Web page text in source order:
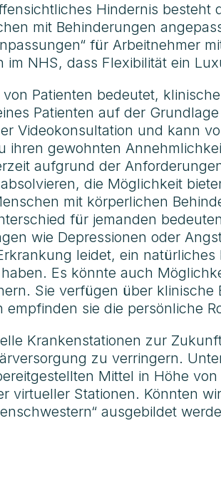
Hindernis
mit Behinderungen
für Arbeitnehmer
im NHS, dass Flexibilität ein
Patienten bedeutet,
Patienten auf der
Videokonsultation und kann
ihren gewohnten
aufgrund der
die Möglichkeit
mit körperlichen
für jemanden
wie Depressionen oder
leidet, ein
Es könnte auch
Sie verfügen über
sie die persönliche
Krankenstationen zur
zu verringern.
Mittel in Höhe
virtueller Stationen. Könnten
ausgebildet